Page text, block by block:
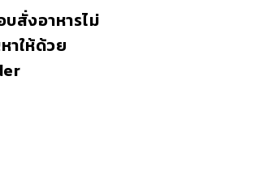
สั่งอาหารไม่
าให้ด้วย